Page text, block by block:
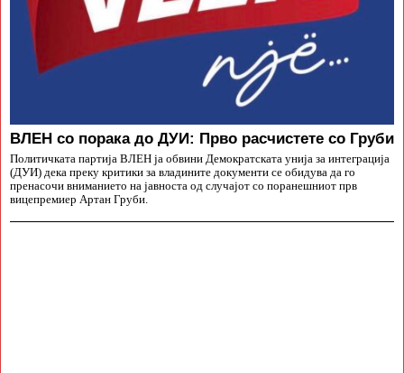
ВЛЕН со порака до ДУИ: Прво расчистете со Груби
Политичката партија ВЛЕН ја обвини Демократската унија за интеграција
(ДУИ) дека преку критики за владините документи се обидува да го
пренасочи вниманието на јавноста од случајот со поранешниот прв
вицепремиер Артан Груби.